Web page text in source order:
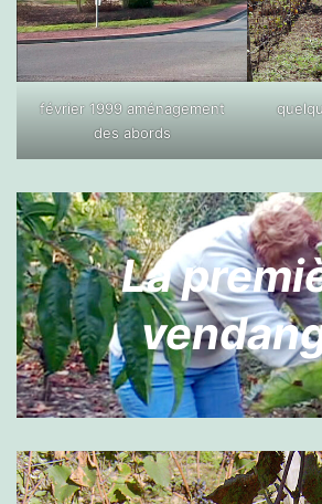
février 1999 aménagement
des abords
La